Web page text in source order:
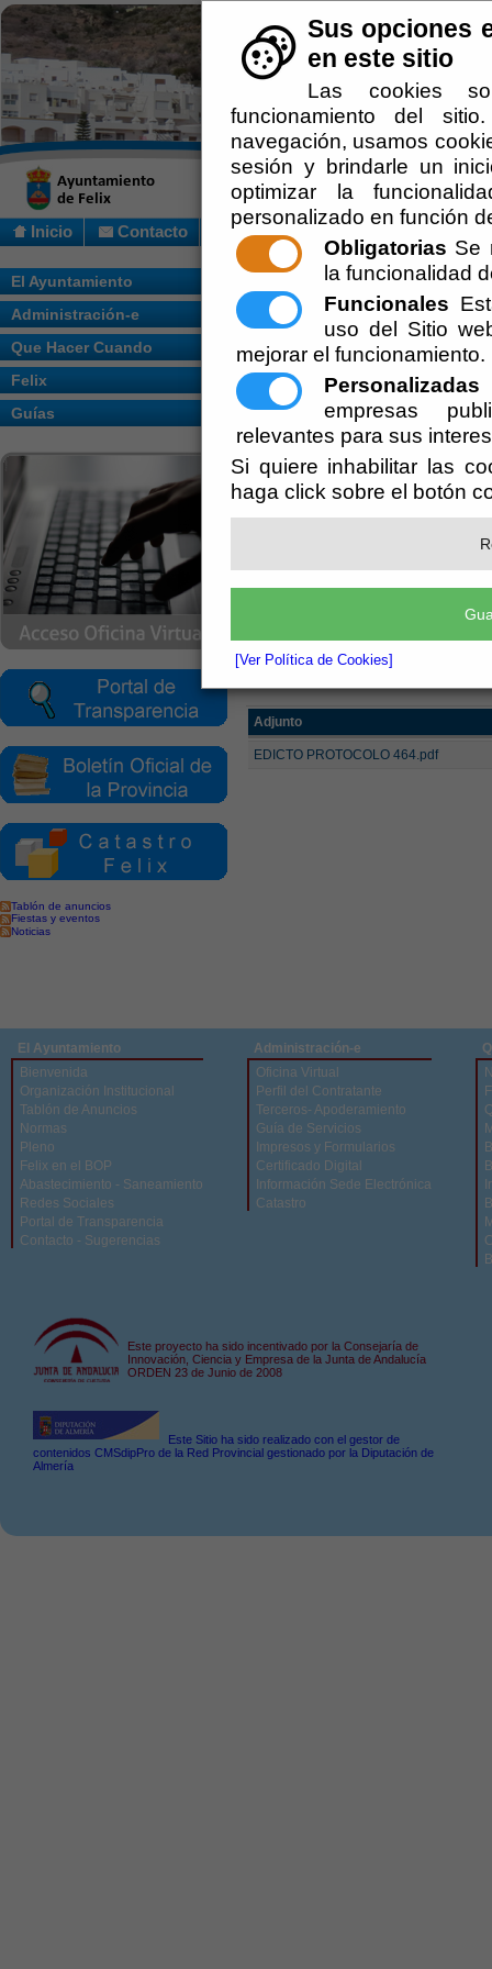
Sus opciones
en este sitio
Las cookies
funcionamiento del
navegación, usamos
sesión y brindarle un
optimizar la
personalizado en función
Obligatorias Se
la funcionalidad
Funcionales
uso del Sitio
mejorar el funcionamiento.
Personalizadas
empresas
relevantes para sus
Si quiere inhabilitar las
haga click sobre el botón
[Ver Política de Cookies]
Inicio Contacto
El Ayuntamiento
Administración-e
Que Hacer Cuando
Felix
Guías
Tablón de anuncios
Fiestas y eventos
Noticias
Usted se encuentra aquí:Inicio //
POLIGONO 12 PARCELA 132
Escuchar
EDICTO
JOSE
132
Ayuntamiento de
Secretaría
Adjunto
EDICTO PROTOCOLO 464.pdf
El Ayuntamiento
Bienvenida
Organización Institucional
Tablón de Anuncios
Normas
Pleno
Felix en el BOP
Abastecimiento - Saneamiento
Redes Sociales
Portal de Transparencia
Contacto - Sugerencias
Administración-e
Oficina Virtual
Perfil del Contratante
Terceros- Apoderamiento
Guía de Servicios
Impresos y Formularios
Certificado Digital
Información Sede Electrónica
Catastro
Este proyecto ha sido incentivado por la Consejaría de
Innovación, Ciencia y Empresa de la Junta de Andalucía
ORDEN 23 de Junio de 2008
Este Sitio ha sido realizado con el gestor de
contenidos CMSdipPro de la Red Provincial gestionado por la Diputación de
Almería